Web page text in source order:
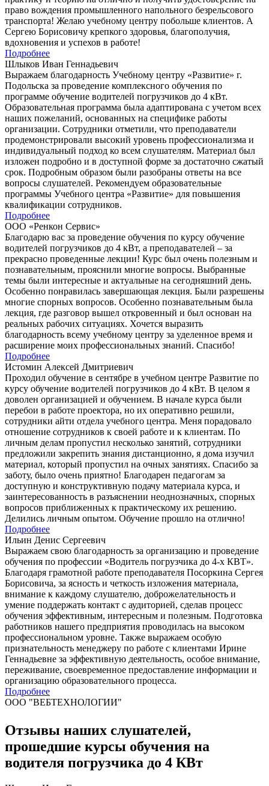
право вождения промышленного напольного безрельсового
транспорта! Желаю учебному центру побольше клиентов. А
Сергею Борисовичу крепкого здоровья, благополучия,
вдохновения и успехов в работе!
Подробнее
Шлыков Иван Геннадьевич
Выражаем благодарность Учебному центру «Развитие» г.
Подольска за проведение комплексного обучения по
программе обучение водителей погрузчиков до 4 кВт.
Образовательная программа была адаптирована с учетом всех
наших пожеланий, основанных на специфике работы
организации. Сотрудники отметили, что преподаватели
продемонстрировали высокий уровень профессионализма и
индивидуальный подход ко всем слушателям. Материал был
изложен подробно и в доступной форме за достаточно сжатый
срок. Подробным образом были разобраны ответы на все
вопросы слушателей. Рекомендуем образовательные
программы Учебного центра «Развитие» для повышения
квалификации сотрудников.
Подробнее
ООО «Ренкон Сервис»
Благодарю вас за проведение обучения по курсу обучение
водителей погрузчиков до 4 кВт, а преподавателей – за
прекрасно проведенные лекции! Курс был очень полезным и
познавательным, прояснили многие вопросы. Выбранные
темы были интересные и актуальные на сегодняшний день.
Особенно понравилась завершающая лекция. Были разрешены
многие спорных вопросов. Особенно познавательным была
лекция, где разговор вышел откровенный и был основан на
реальных рабочих ситуациях. Хочется выразить
благодарность всему учебному центру за уделенное время и
расширение моих профессиональных знаний. Спасибо!
Подробнее
Истомин Алексей Дмитриевич
Проходил обучение в сентябре в учебном центре Развитие по
курсу обучение водителей погрузчиков до 4 кВт. В целом я
доволен организацией и обучением. В начале курса были
перебои в работе проектора, но их оперативно решили,
сотрудники айти отдела учебного центра. Меня порадовало
отношение сотрудников к своей работе и к клиентам. По
личным делам пропустил несколько занятий, сотрудники
предложили закрепить знания дистанционно, я дома изучил
материал, который пропустил на очных занятиях. Спасибо за
заботу, было очень приятно! Благодарен педагогам за
доступную и конструктивную подачу материала курса, и
заинтересованность в разъяснении неоднозначных, спорных
вопросов приближенных к практическому их решению.
Делились личным опытом. Обучение прошло на отлично!
Подробнее
Ильин Денис Сергеевич
Выражаем свою благодарность за организацию и проведение
обучения по профессии «Водитель погрузчика до 4-х КВТ».
Благодаря грамотной работе преподавателя Посоркина Сергея
Борисовича, за ясность и четкость изложения материала,
внимание к каждому слушателю, доброжелательность и
умение поддержать контакт с аудиторией, сделав процесс
обучения эффективным, интересным и полезным. Подготовка
работников нашего предприятия проводилась на высоком
профессиональном уровне. Также выражаем особую
признательность менеджеру по работе с клиентами Ирине
Геннадьевне за эффективную деятельность, особое внимание,
переживание, своевременное предоставление информации и
организацию образовательного процесса.
Подробнее
ООО "ВЕБТЕХНОЛОГИИ"
Отзывы наших слушателей,
прошедшие курсы обучения на
водителя погрузчика до 4 КВт